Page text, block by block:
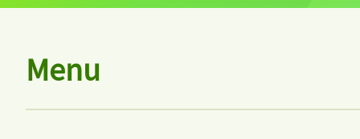
Menu